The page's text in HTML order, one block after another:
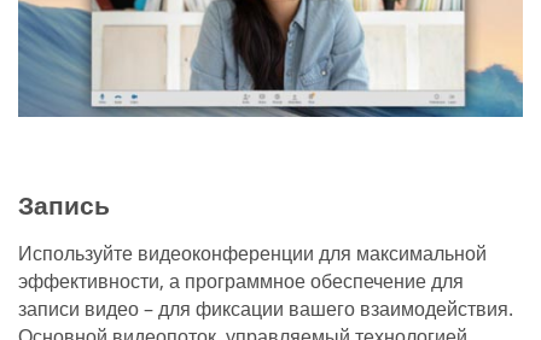
Запись
Используйте видеоконференции для максимальной
эффективности, а программное обеспечение для
записи видео – для фиксации вашего взаимодействия.